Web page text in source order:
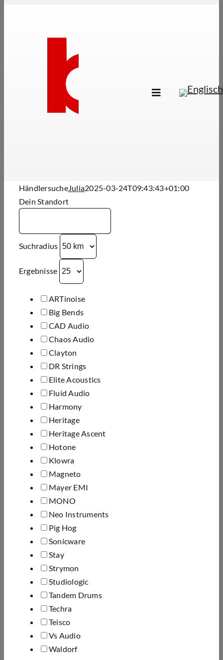
Toggle
Über Uns
HändlersucheJulia2025-03-24T09:43:43+01:00
Dein Standort
Suchradius
Ergebnisse
ARTinoise
Big Bends
CAD Audio
Chaos Audio
Clayton
DR Strings
Elite Acoustics
Fluid Audio
Harmony
Heritage
Heritage Ascent
Hotone
Klowra
Magneto
Mayer EMI
MONO
Neo Instruments
Pig Hog
Sonicware
Stay
Strymon
Studiologic
Tandem Drums
Techra
Teisco
Vs Audio
Waldorf